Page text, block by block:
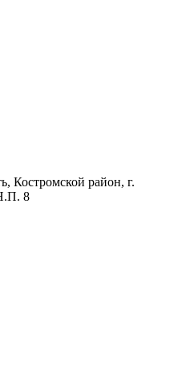
Костромской район, г.
8